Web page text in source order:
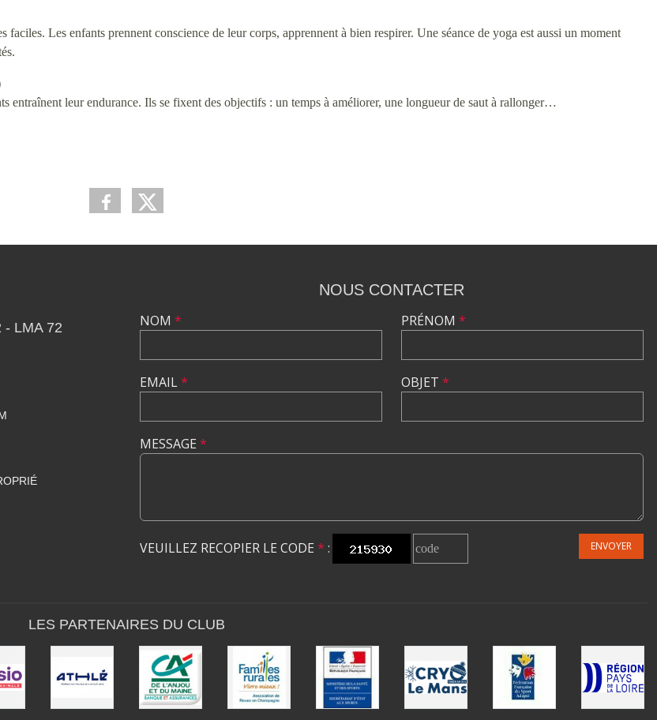
faciles. Les enfants prennent conscience de leur corps, apprennent à bien respirer. Une séance de yoga est aussi un moment
entraînent leur endurance. Ils se fixent des objectifs : un temps à améliorer, une longueur de saut à rallonger…
- LMA 72
NOUS CONTACTER
NOM *
EMAIL*
PRÉNOM *
OBJET *
MESSAGE *
VEUILLEZ RECOPIER LE CODE * : ENVOYER
LES PARTENAIRES DU CLUB